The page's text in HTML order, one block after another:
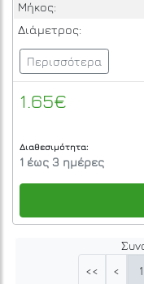
Μήκος:
Διάμετρος:
Περισσότερα
1.65€
Διαθεσιμότητα:
1 έως 3 ημέρες
<<
< 1